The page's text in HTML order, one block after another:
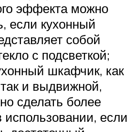
эффекта можно
если кухонный
собой
с подсветкой;
шкафчик, как
и выдвижной,
сделать более
если